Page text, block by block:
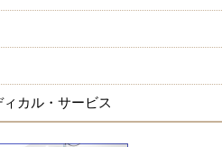
カル・サービス